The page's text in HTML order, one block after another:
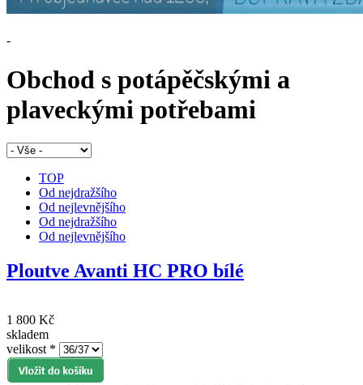
-
Obchod s potápěčskými a
plaveckými potřebami
TOP
Od nejdražšího
Od nejlevnějšího
Od nejdražšího
Od nejlevnějšího
Ploutve Avanti HC PRO bílé
1 800 Kč
skladem
velikost *